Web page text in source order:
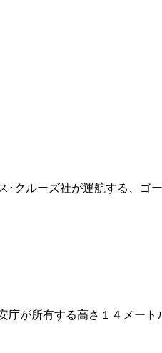
クルーズ社が運航する、ゴ
が所有する高さ１４メート